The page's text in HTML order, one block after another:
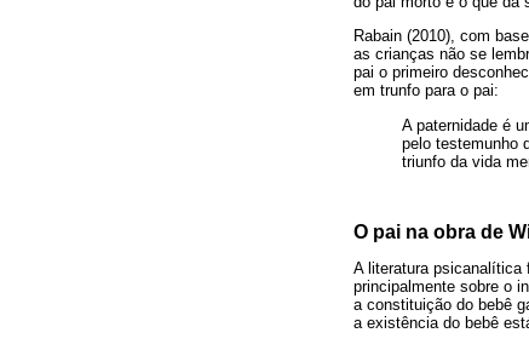
Rabain (2010), com
as crianças não se
pai o primeiro
em trunfo para o pai:
A paternidade é
pelo testemunho
triunfo da vida
O pai na obra de
A literatura psicanalítica
principalmente sobre o
a constituição do bebê
a existência do bebê